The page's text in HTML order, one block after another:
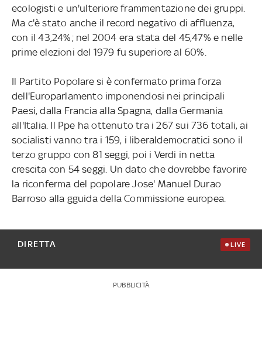
ecologisti e un'ulteriore frammentazione dei gruppi.
Ma c'è stato anche il record negativo di affluenza,
con il 43,24%; nel 2004 era stata del 45,47% e nelle
prime elezioni del 1979 fu superiore al 60%.
Il Partito Popolare si è confermato prima forza
dell'Europarlamento imponendosi nei principali
Paesi, dalla Francia alla Spagna, dalla Germania
all'Italia. Il Ppe ha ottenuto tra i 267 sui 736 totali, ai
socialisti vanno tra i 159, i liberaldemocratici sono il
terzo gruppo con 81 seggi, poi i Verdi in netta
crescita con 54 seggi. Un dato che dovrebbe favorire
la riconferma del popolare Jose' Manuel Durao
Barroso alla gguida della Commissione europea.
DIRETTA LIVE
PUBBLICITÀ